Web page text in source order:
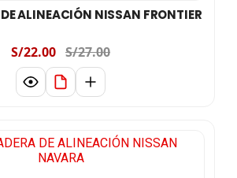
ALINEACIÓN NISSAN FRONTIER
S/22.00 S/27.00